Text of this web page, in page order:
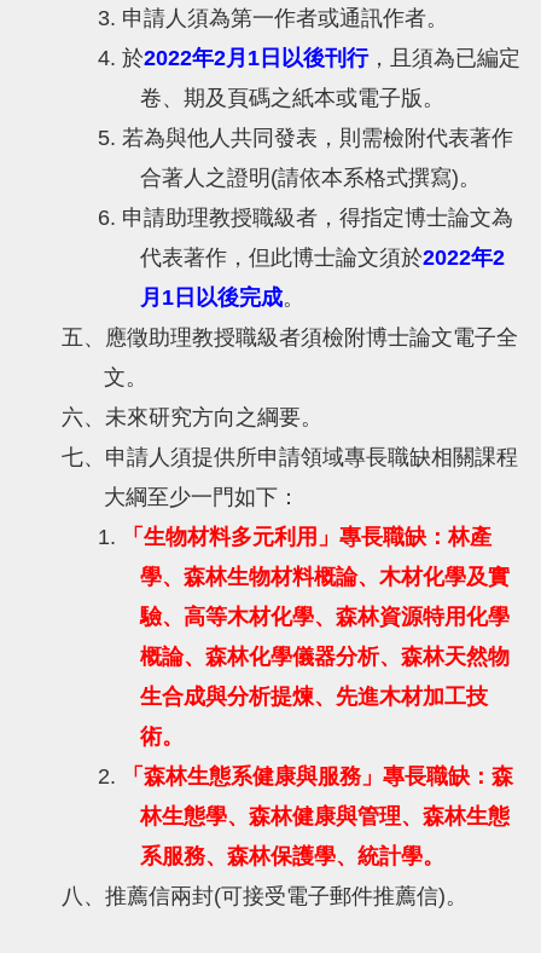
3. 申請人須為第一作者或通訊作者。
4. 於2022年2月1日以後刊行，且須為已編定
卷、期及頁碼之紙本或電子版。
5. 若為與他人共同發表，則需檢附代表著作
合著人之證明(請依本系格式撰寫)。
6. 申請助理教授職級者，得指定博士論文為
代表著作，但此博士論文須於2022年2
月1日以後完成。
五、應徵助理教授職級者須檢附博士論文電子全
文。
六、未來研究方向之綱要。
七、申請人須提供所申請領域專長職缺相關課程
大綱至少一門如下：
1.
「生物材料多元利用」專長職缺：林產
學、森林生物材料概論、木材化學及實
驗、高等木材化學、森林資源特用化學
概論、森林化學儀器分析、森林天然物
生合成與分析提煉、先進木材加工技
術。
2.
「森林生態系健康與服務」專長職缺：森
林生態學、森林健康與管理、森林生態
系服務、森林保護學、統計學。
八、推薦信兩封(可接受電子郵件推薦信)。